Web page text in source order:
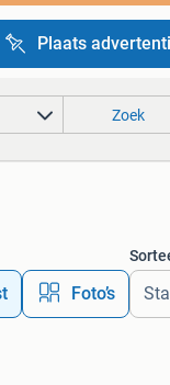
Plaats
Zoek
Foto’s